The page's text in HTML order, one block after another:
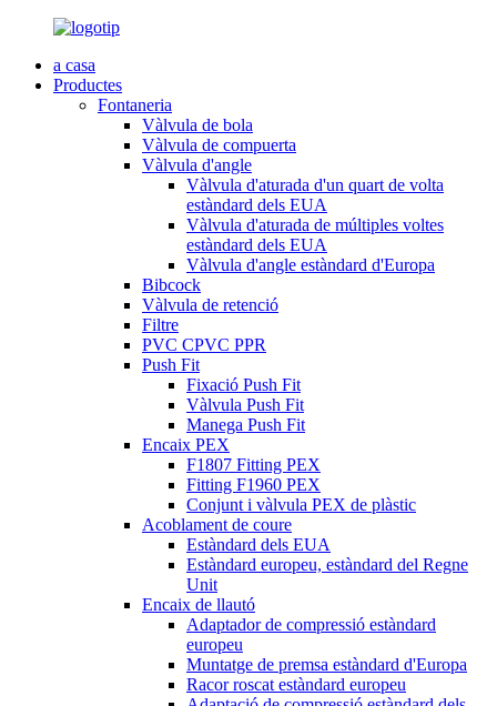
a casa
Productes
Fontaneria
Vàlvula de bola
Vàlvula de compuerta
Vàlvula d'angle
Vàlvula d'aturada d'un quart de volta
estàndard dels EUA
Vàlvula d'aturada de múltiples voltes
estàndard dels EUA
Vàlvula d'angle estàndard d'Europa
Bibcock
Vàlvula de retenció
Filtre
PVC CPVC PPR
Push Fit
Fixació Push Fit
Vàlvula Push Fit
Manega Push Fit
Encaix PEX
F1807 Fitting PEX
Fitting F1960 PEX
Conjunt i vàlvula PEX de plàstic
Acoblament de coure
Estàndard dels EUA
Estàndard europeu, estàndard del Regne
Unit
Encaix de llautó
Adaptador de compressió estàndard
europeu
Muntatge de premsa estàndard d'Europa
Racor roscat estàndard europeu